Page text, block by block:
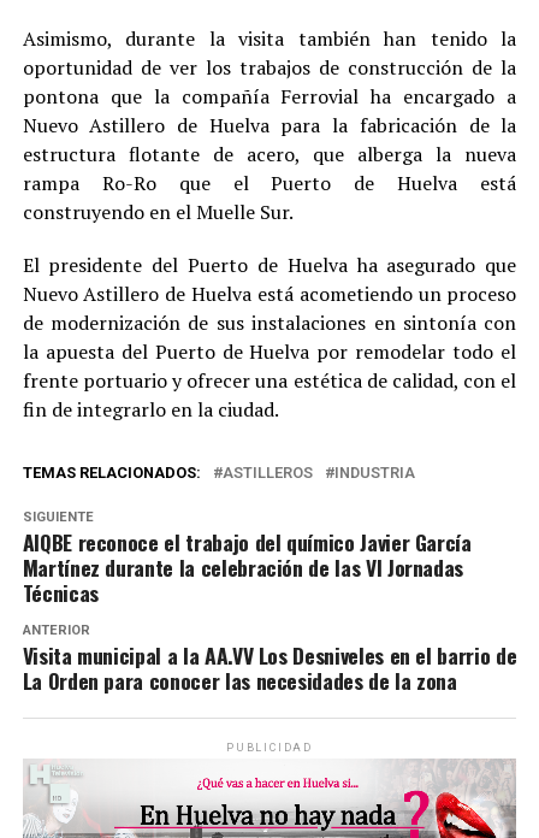
Asimismo, durante la visita también han tenido la
oportunidad de ver los trabajos de construcción de la
pontona que la compañía Ferrovial ha encargado a
Nuevo Astillero de Huelva para la fabricación de la
estructura flotante de acero, que alberga la nueva
rampa Ro-Ro que el Puerto de Huelva está
construyendo en el Muelle Sur.
El presidente del Puerto de Huelva ha asegurado que
Nuevo Astillero de Huelva está acometiendo un proceso
de modernización de sus instalaciones en sintonía con
la apuesta del Puerto de Huelva por remodelar todo el
frente portuario y ofrecer una estética de calidad, con el
fin de integrarlo en la ciudad.
TEMAS RELACIONADOS: ASTILLEROS INDUSTRIA
SIGUIENTE
AIQBE reconoce el trabajo del químico Javier García
Martínez durante la celebración de las VI Jornadas
Técnicas
ANTERIOR
Visita municipal a la AA.VV Los Desniveles en el barrio de
La Orden para conocer las necesidades de la zona
PUBLICIDAD